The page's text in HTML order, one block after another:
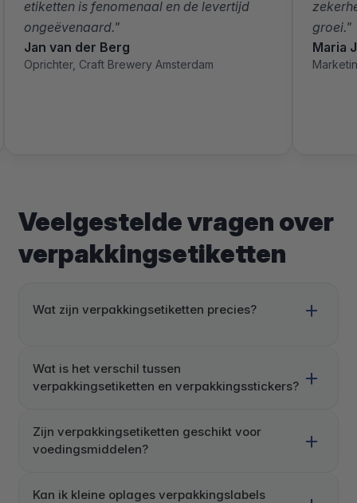
etiketten is fenomenaal en de levertijd
ongeëvenaard."
Jan van der Berg
Oprichter, Craft Brewery Amsterdam
groei."
Maria
Veelgestelde vragen over
verpakkingsetiketten
Wat zijn verpakkingsetiketten precies?
Wat is het verschil tussen
verpakkingsetiketten en verpakkingsstickers?
Zijn verpakkingsetiketten geschikt voor
voedingsmiddelen?
Kan ik kleine oplages verpakkingslabels